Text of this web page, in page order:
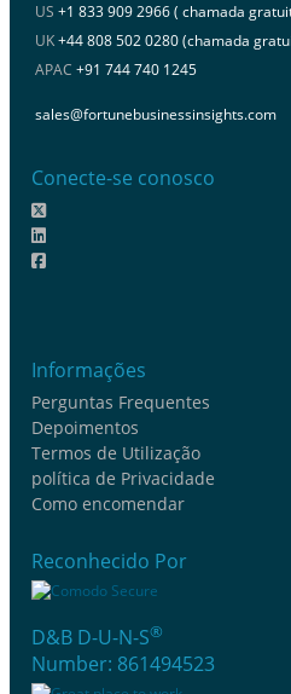
US +1 833 909 2966 ( chamada
UK+44 808 502 0280 (chamada
APAC +91 744 740 1245
sales@fortunebusinessinsights.com
Conecte-se conosco
Informações
Perguntas Frequentes
Depoimentos
Termos de Utilização
política de Privacidade
Como encomendar
Reconhecido Por
D&B D-U-N-S®
Number: 861494523